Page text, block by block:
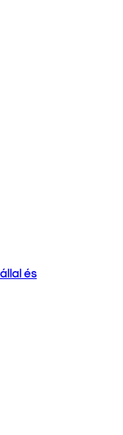
és